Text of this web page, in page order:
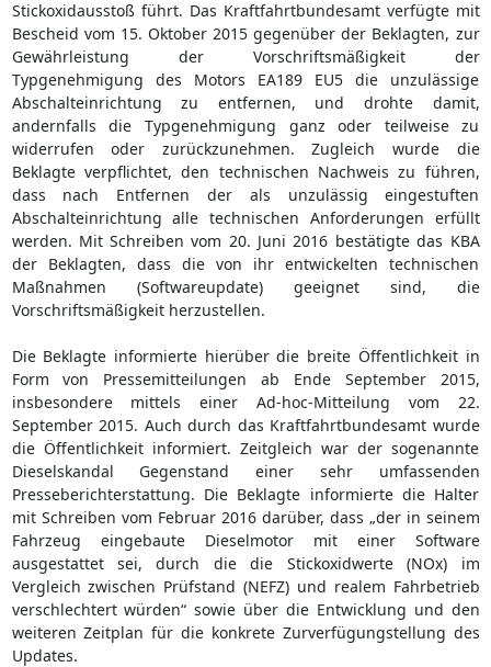
Stickoxidausstoß führt. Das Kraftfahrtbundesamt verfügte mit
Bescheid vom 15. Oktober 2015 gegenüber der Beklagten, zur
Gewährleistung der Vorschriftsmäßigkeit der
Typgenehmigung des Motors EA189 EU5 die unzulässige
Abschalteinrichtung zu entfernen, und drohte damit,
andernfalls die Typgenehmigung ganz oder teilweise zu
widerrufen oder zurückzunehmen. Zugleich wurde die
Beklagte verpflichtet, den technischen Nachweis zu führen,
dass nach Entfernen der als unzulässig eingestuften
Abschalteinrichtung alle technischen Anforderungen erfüllt
werden. Mit Schreiben vom 20. Juni 2016 bestätigte das KBA
der Beklagten, dass die von ihr entwickelten technischen
Maßnahmen (Softwareupdate) geeignet sind, die
Vorschriftsmäßigkeit herzustellen.
Die Beklagte informierte hierüber die breite Öffentlichkeit in
Form von Pressemitteilungen ab Ende September 2015,
insbesondere mittels einer Ad-hoc-Mitteilung vom 22.
September 2015. Auch durch das Kraftfahrtbundesamt wurde
die Öffentlichkeit informiert. Zeitgleich war der sogenannte
Dieselskandal Gegenstand einer sehr umfassenden
Presseberichterstattung. Die Beklagte informierte die Halter
mit Schreiben vom Februar 2016 darüber, dass „der in seinem
Fahrzeug eingebaute Dieselmotor mit einer Software
ausgestattet sei, durch die die Stickoxidwerte (NOx) im
Vergleich zwischen Prüfstand (NEFZ) und realem Fahrbetrieb
verschlechtert würden“ sowie über die Entwicklung und den
weiteren Zeitplan für die konkrete Zurverfügungstellung des
Updates.